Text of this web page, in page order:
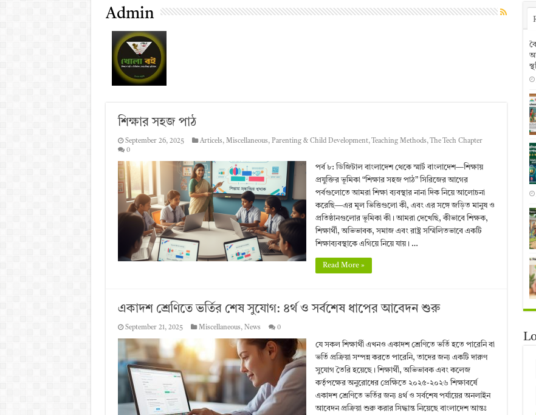
Admin
শিক্ষার সহজ পাঠ
September 26, 2025 Articels, Miscellaneous, Parenting & Child Development, Teaching Methods, The Tech Chapter
0
পর্ব ৮: ডিজিটাল বাংলাদেশ থেকে স্মার্ট বাংলাদেশ—শিক্ষায়
প্রযুক্তির ভূমিকা “শিক্ষার সহজ পাঠ” সিরিজের আগের
পর্বগুলোতে আমরা শিক্ষা ব্যবস্থার নানা দিক নিয়ে আলোচনা
করেছি—এর মূল ভিত্তিগুলো কী, এবং এর সঙ্গে জড়িত মানুষ ও
প্রতিষ্ঠানগুলোর ভূমিকা কী। আমরা দেখেছি, কীভাবে শিক্ষক,
শিক্ষার্থী, অভিভাবক, সমাজ এবং রাষ্ট্র সম্মিলিতভাবে একটি
শিক্ষাব্যবস্থাকে এগিয়ে নিয়ে যায়। …
Read More »
একাদশ শ্রেণিতে ভর্তির শেষ সুযোগ: ৪র্থ ও সর্বশেষ ধাপের আবেদন শুরু
September 21, 2025 Miscellaneous, News 0
যে সকল শিক্ষার্থী এখনও একাদশ শ্রেণিতে ভর্তি হতে পারেনি বা
ভর্তি প্রক্রিয়া সম্পন্ন করতে পারেনি, তাদের জন্য একটি দারুণ
সুযোগ তৈরি হয়েছে। শিক্ষার্থী, অভিভাবক এবং কলেজ
কর্তৃপক্ষের অনুরোধের প্রেক্ষিতে ২০২৫-২০২৬ শিক্ষাবর্ষে
একাদশ শ্রেণিতে ভর্তির জন্য ৪র্থ ও সর্বশেষ পর্যায়ের অনলাইন
আবেদন প্রক্রিয়া শুরু করার সিদ্ধান্ত নিয়েছে বাংলাদেশ আন্তঃ